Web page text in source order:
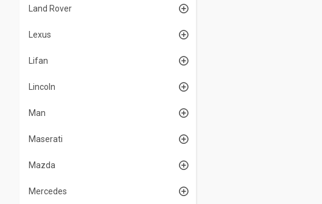
Land Rover
Lexus
Lifan
Lincoln
Man
Maserati
Mazda
Mercedes